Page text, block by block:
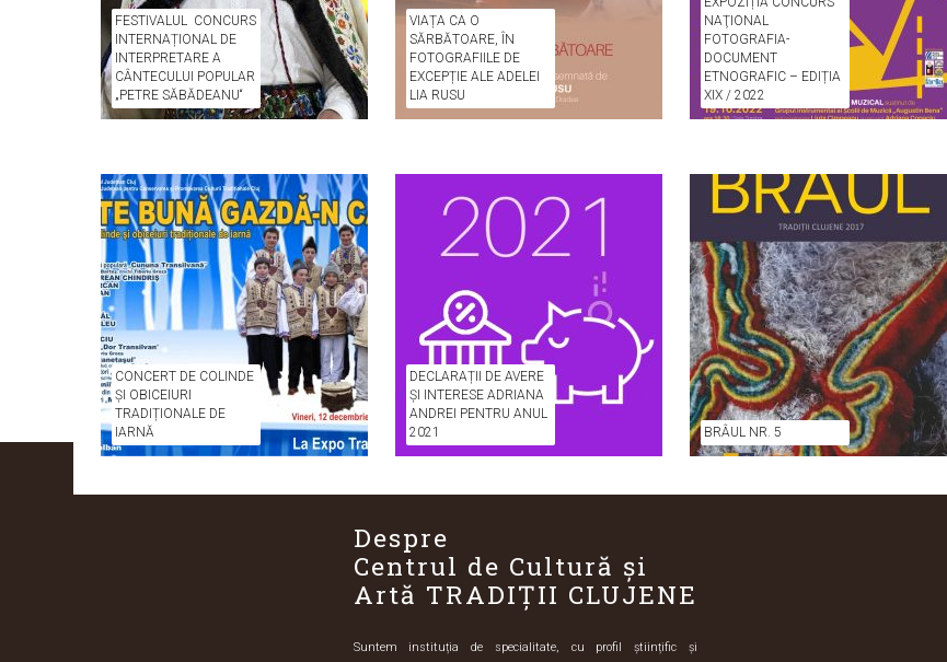
FESTIVALUL CONCURS
INTERNAȚIONAL DE
INTERPRETARE A
CÂNTECULUI POPULAR
„PETRE SĂBĂDEANU“
VIAȚA CA O
SĂRBĂTOARE, ÎN
FOTOGRAFIILE DE
EXCEPȚIE ALE ADELEI
LIA RUSU
NAŢIONAL
FOTOGRAFIA-
DOCUMENT
ETNOGRAFIC – EDIȚIA
XIX / 2022
CONCERT DE COLINDE
ȘI OBICEIURI
TRADIȚIONALE DE
IARNĂ
DECLARAȚII DE AVERE
ȘI INTERESE ADRIANA
ANDREI PENTRU ANUL
2021
BRÂUL NR. 5
Despre
Centrul de Cultură și
Artă TRADIȚII CLUJENE
Suntem instituția de specialitate, cu profil științific și